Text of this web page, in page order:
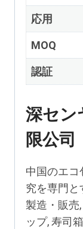
応用
MOQ
認証
深セン
限公司
中国のエコ
究を専門と
製造・販売
ップ, 寿司